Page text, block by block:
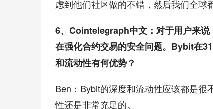
虑到他们社区做的不错，然后我们全球
6、Cointelegraph中文：对于用户来说
在强化合约交易的安全问题。Bybit在
和流动性有何优势？
Ben：Bybit的深度和流动性应该都是
性还是非常充足的。